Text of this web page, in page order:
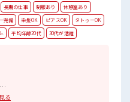
長期の仕事 制服あり
休憩室あり
完備 染髪OK ピアスOK
タトゥーOK
平均年齢20代 30代が活躍
る